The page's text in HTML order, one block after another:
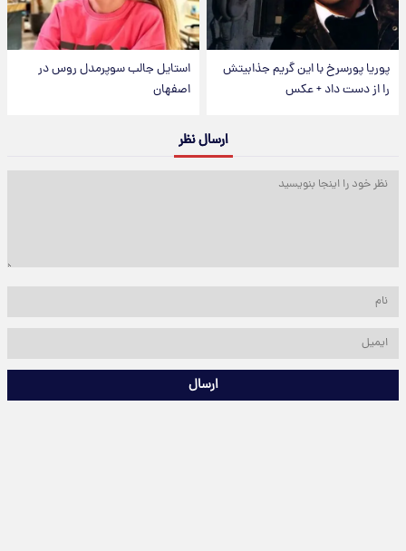
پوریا پورسرخ با این گریم جذابیتش
را از دست داد + عکس
استایل جالب سوپرمدل روس در
اصفهان
ارسال نظر
ارسال